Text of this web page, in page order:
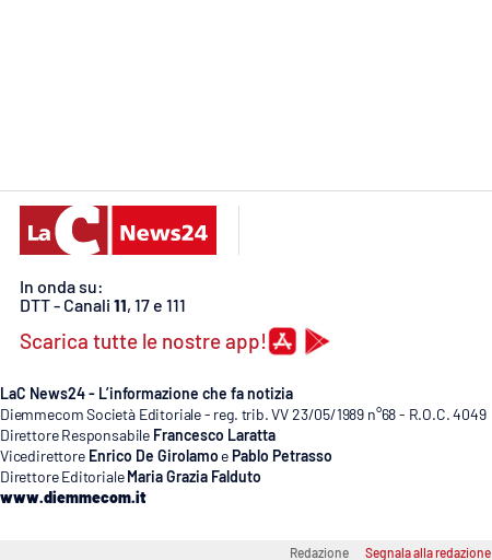
Catanzarochannel.it
Android
Apple
Vai
In onda su:
DTT - Canali 11, 17 e 111
Scarica tutte le nostre app!
LaC News24 - L’informazione che fa notizia
Diemmecom Società Editoriale - reg. trib. VV 23/05/1989 n°68 - R.O.C. 4049
Direttore Responsabile Francesco Laratta
Vicedirettore Enrico De Girolamo e Pablo Petrasso
Direttore Editoriale Maria Grazia Falduto
www.diemmecom.it
Redazione Segnala alla redazione